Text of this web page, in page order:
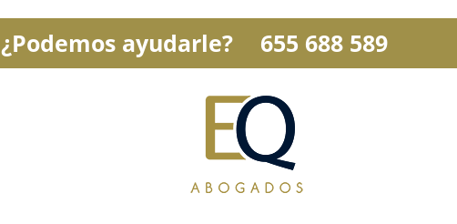
¿Podemos ayudarle? 655 688 589